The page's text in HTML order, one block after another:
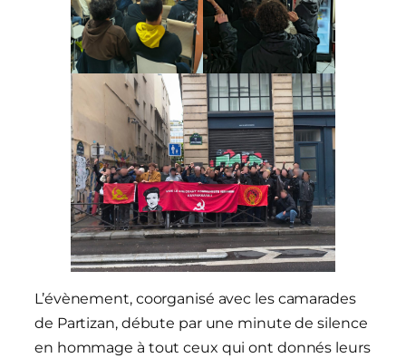
L’évènement, coorganisé avec les camarades
de Partizan, débute par une minute de silence
en hommage à tout ceux qui ont donnés leurs